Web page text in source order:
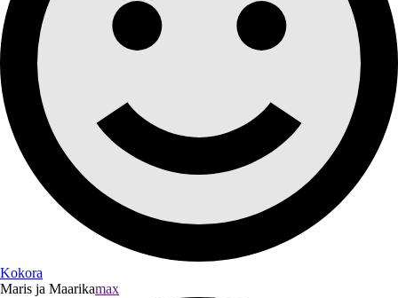
Kokora
Maris ja Maarikamax